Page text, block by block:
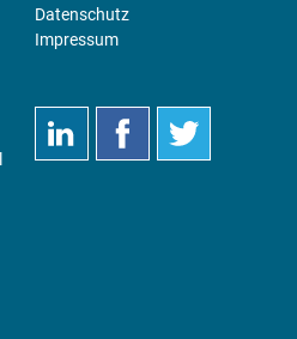
Datenschutz
Impressum